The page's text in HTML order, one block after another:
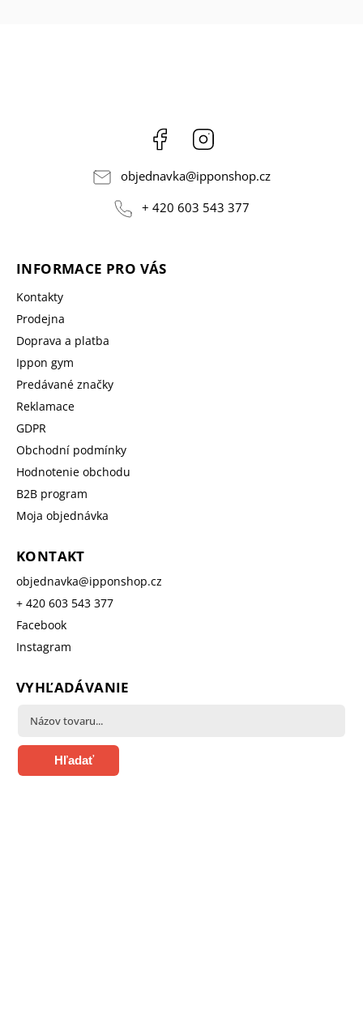
Facebook
objednavka@ipponshop.cz
+ 420 603 543 377
INFORMACE PRO VÁS
Kontakty
Prodejna
Doprava a platba
Ippon gym
Predávané značky
Reklamace
GDPR
Obchodní podmínky
Hodnotenie obchodu
B2B program
Moja objednávka
KONTAKT
objednavka@ipponshop.cz
+ 420 603 543 377
Facebook
Instagram
VYHĽADÁVANIE
Hľadať